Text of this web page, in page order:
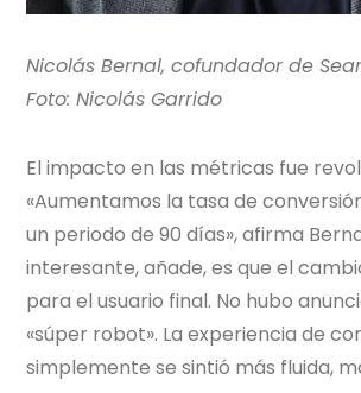
Nicolás Bernal, cofundador de
Foto: Nicolás Garrido
El impacto en las métricas fue
«Aumentamos la tasa de
un periodo de 90 días», afirma
interesante, añade, es que el
para el usuario final. No hubo
«súper robot». La experiencia de
simplemente se sintió más fluida,